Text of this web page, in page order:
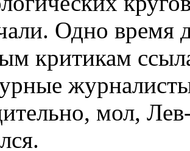
Одно время
критикам
мол,